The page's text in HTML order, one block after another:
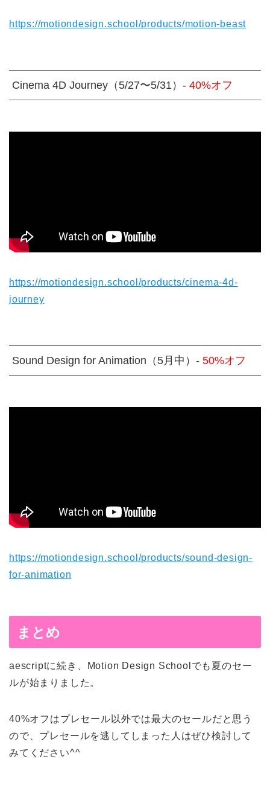
https://motiondesign.school/products/motion-beast
Cinema 4D Journey（5/27〜5/31）- 40%オフ
https://motiondesign.school/products/cinema-4d-
journey
Sound Design for Animation（5月中）- 50%オフ
https://motiondesign.school/products/sound-design-
for-animation
まとめ
aescriptに続き、Motion Design Schoolでも夏のセー
ルが始まりました。
40%オフはプレセール以外では最大のセールだと思う
ので、プレセールを逃してしまった人はぜひ検討して
みてください^^